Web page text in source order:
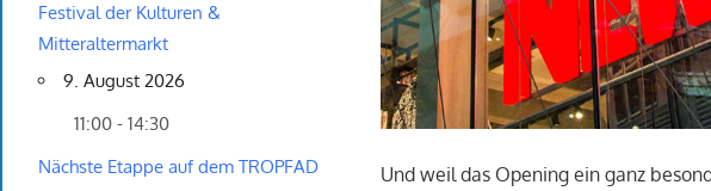
Und weil das Opening ein ganz
Festival der Kulturen &
Mitteraltermarkt
9. August 2026
11:00 - 14:30
Nächste Etappe auf dem TROPFAD